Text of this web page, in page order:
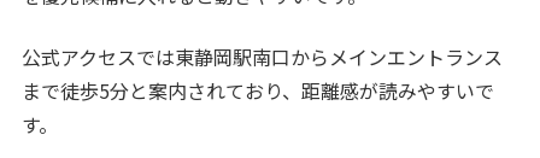
公式アクセスでは東静岡駅南口からメインエントランス
まで徒歩5分と案内されており、距離感が読みやすいで
す。